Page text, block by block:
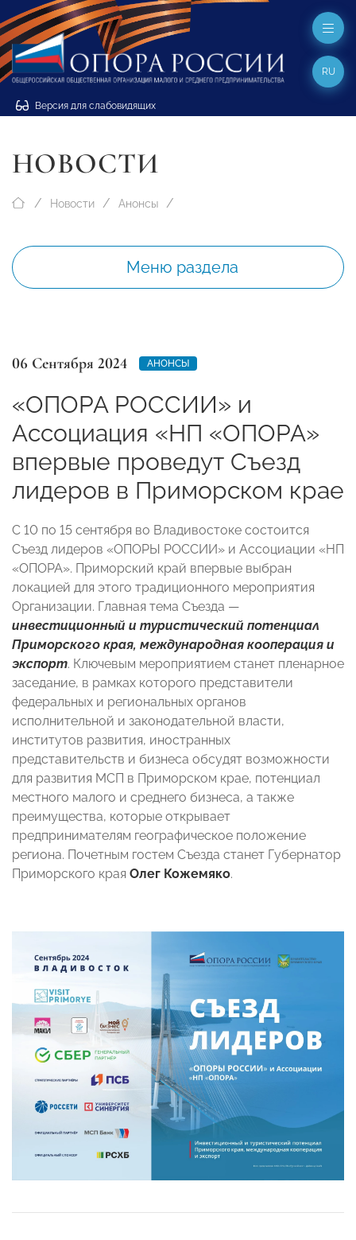
Версия для слабовидящих
RU
НОВОСТИ
Новости Анонсы
Меню раздела
06 Сентября 2024 АНОНСЫ
«ОПОРА РОССИИ» и
Ассоциация «НП «ОПОРА»
впервые проведут Съезд
лидеров в Приморском крае
С 10 по 15 сентября во Владивостоке состоится
Съезд лидеров «ОПОРЫ РОССИИ» и Ассоциации «НП
«ОПОРА». Приморский край впервые выбран
локацией для этого традиционного мероприятия
Организации. Главная тема Съезда —
инвестиционный и туристический потенциал
Приморского края, международная кооперация и
экспорт. Ключевым мероприятием станет пленарное
заседание, в рамках которого представители
федеральных и региональных органов
исполнительной и законодательной власти,
институтов развития, иностранных
представительств и бизнеса обсудят возможности
для развития МСП в Приморском крае, потенциал
местного малого и среднего бизнеса, а также
преимущества, которые открывает
предпринимателям географическое положение
региона. Почетным гостем Съезда станет Губернатор
Приморского края Олег Кожемяко.